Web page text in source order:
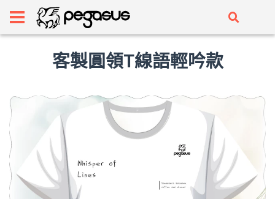
客製圓領T線語輕吟款